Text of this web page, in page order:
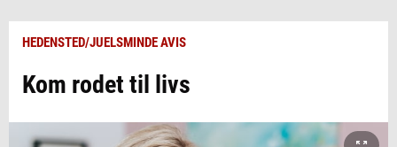
HEDENSTED/JUELSMINDE AVIS
Kom rodet til livs